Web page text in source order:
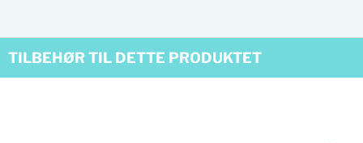
TILBEHØR TIL DETTE PRODUKTET